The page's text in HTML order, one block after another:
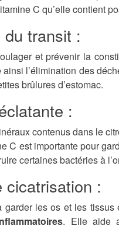
C qu’elle contient
transit :
et prévenir la
ainsi l’élimination des
brûlures d’estomac.
:
contenus dans le
C est importante pour
certaines bactéries à
cicatrisation :
les os et les
. Elle aide